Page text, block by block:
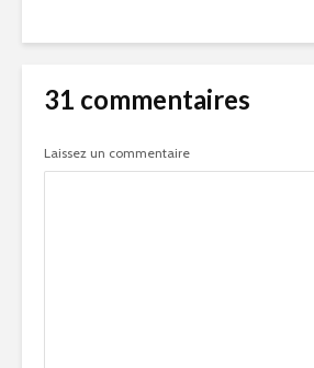
31 commentaires
Laissez un commentaire